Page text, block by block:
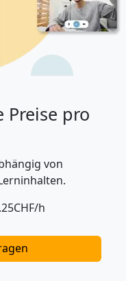
Preise pro
von
h